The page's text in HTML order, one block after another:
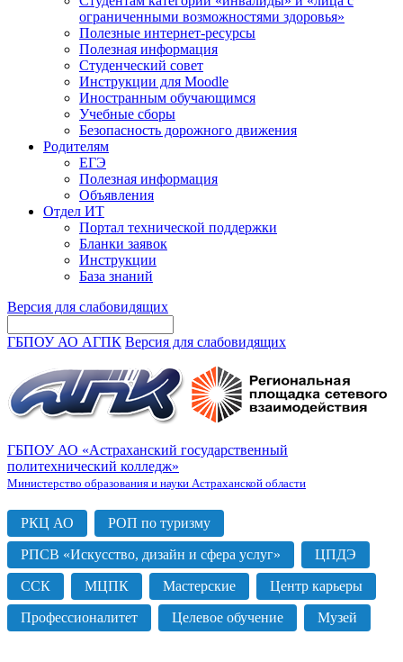
ограниченными возможностями здоровья»
Полезные интернет-ресурсы
Полезная информация
Студенческий совет
Инструкции для Moodle
Иностранным обучающимся
Учебные сборы
Безопасность дорожного движения
Родителям
ЕГЭ
Полезная информация
Объявления
Отдел ИТ
Портал технической поддержки
Бланки заявок
Инструкции
База знаний
Версия для слабовидящих
ГБПОУ АО АГПК Версия для слабовидящих
ГБПОУ АО «Астраханский государственный
политехнический колледж»
Министерство образования и науки Астраханской области
РКЦ АО РОП по туризму
РПСВ «Искусство, дизайн и сфера услуг» ЦПДЭ
ССК МЦПК Мастерские Центр карьеры
Профессионалитет Целевое обучение Музей